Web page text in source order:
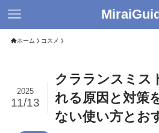
ホーム コスメ
クラランスミス
れる原因と対策
ない使い方とお
2025
11/13